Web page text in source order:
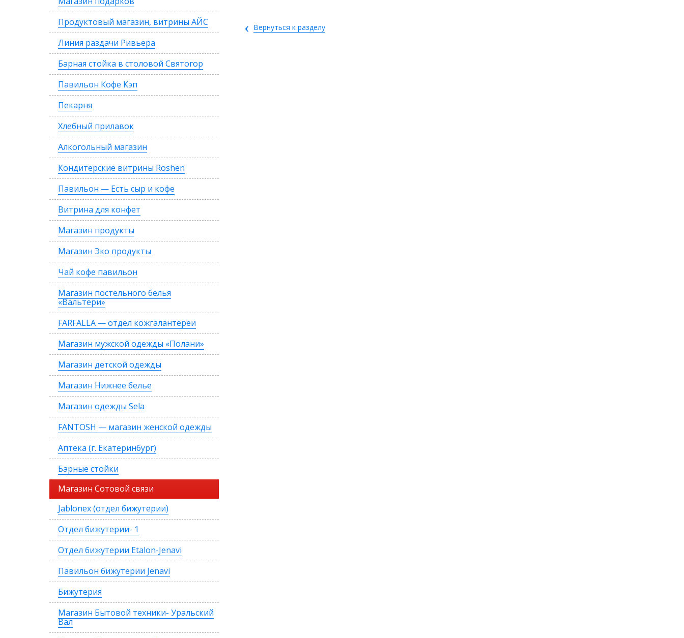
Продуктовый магазин, витрины АЙС
Линия раздачи Ривьера
Барная стойка в столовой Святогор
Павильон Кофе Кэп
Пекарня
Хлебный прилавок
Алкогольный магазин
Кондитерские витрины Roshen
Павильон — Есть сыр и кофе
Витрина для конфет
Магазин продукты
Магазин Эко продукты
Чай кофе павильон
Магазин постельного белья
«Вальтери»
FARFALLA — отдел кожгалантереи
Магазин мужской одежды «Полани»
Магазин детской одежды
Магазин Нижнее белье
Магазин одежды Sela
FANTOSH — магазин женской одежды
Аптека (г. Екатеринбург)
Барные стойки
Магазин Сотовой связи
Jablonex (отдел бижутерии)
Отдел бижутерии- 1
Отдел бижутерии Etalon-Jenavi
Павильон бижутерии Jenavi
Бижутерия
Магазин Бытовой техники- Уральский
Вал
‹ Вернуться к разделу